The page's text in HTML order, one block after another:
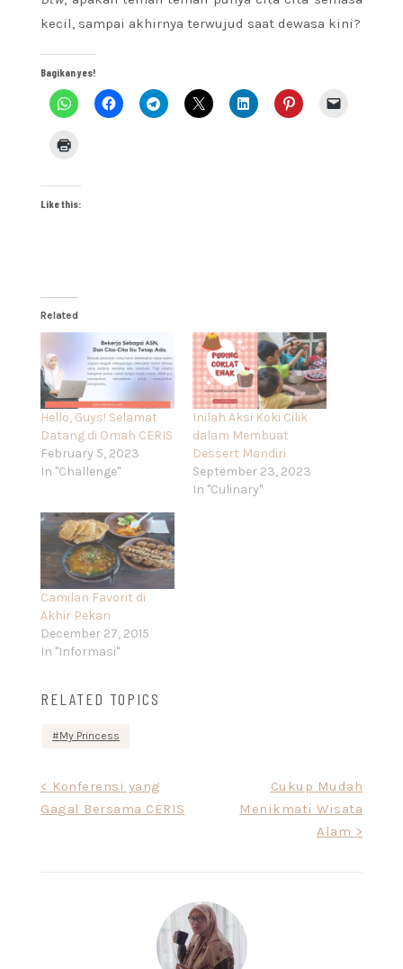
kecil, sampai akhirnya terwujud saat dewasa kini?
Bagikan yes!
Like this:
Related
Hello, Guys! Selamat
Datang di Omah CERIS
February 5, 2023
In "Challenge"
Inilah Aksi Koki Cilik
dalam Membuat
Dessert Mandiri
September 23, 2023
In "Culinary"
Camilan Favorit di
Akhir Pekan
December 27, 2015
In "Informasi"
RELATED TOPICS
My Princess
navigation
< Konferensi yang
Gagal Bersama CERIS
Cukup Mudah
Menikmati Wisata
Alam >